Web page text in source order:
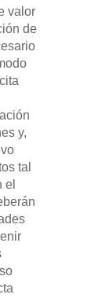
valor
de
y,
tal
el